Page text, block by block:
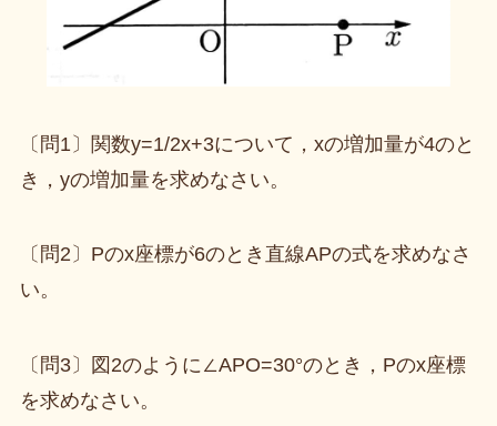
〔問1〕関数y=1/2x+3について，xの増加量が4のと
き，yの増加量を求めなさい。
〔問2〕Pのx座標が6のとき直線APの式を求めなさ
い。
〔問3〕図2のように∠APO=30°のとき，Pのx座標
を求めなさい。